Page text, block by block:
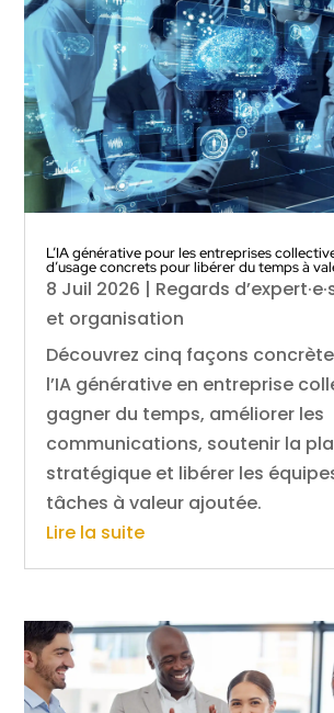
L’IA générative pour les entreprises
d’usage concrets pour libérer du temps à
8 Juil 2026 | Regards
et organisation
Découvrez cinq façons
l’IA générative en entreprise
gagner du temps, améliorer les
communications, soutenir la
stratégique et libérer les
tâches à valeur ajoutée.
Lire la suite